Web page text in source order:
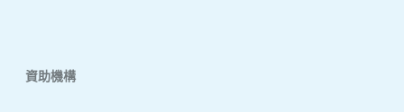
資助機構